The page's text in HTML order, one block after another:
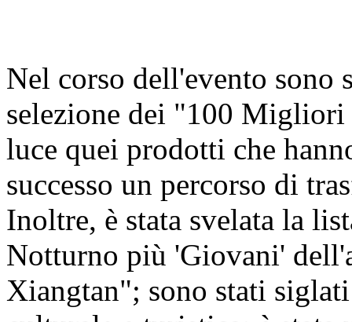
Nel corso dell'evento
selezione dei "100
luce quei prodotti che
successo un percorso di
Inoltre, è stata svelata la
Notturno più 'Giovani'
Xiangtan"; sono stati